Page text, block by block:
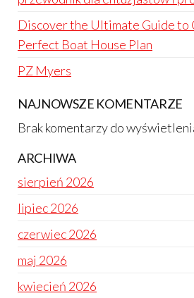
Discover the Ultimate Guide to
Perfect Boat House Plan
PZ Myers
NAJNOWSZE KOMENTARZE
Brak komentarzy do
ARCHIWA
sierpień 2026
lipiec 2026
czerwiec 2026
maj 2026
kwiecień 2026